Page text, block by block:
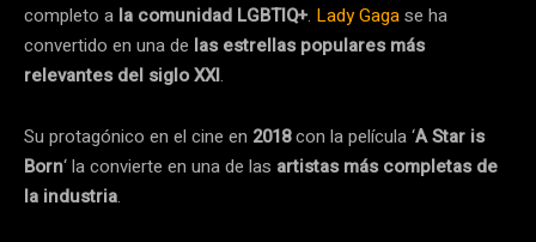
completo a la comunidad LGBTIQ+. Lady Gagase ha
convertido en una de las estrellas populares más
relevantes del siglo XXI.
Su protagónico en el cine en 2018con la película ‘A Star is
Born‘ la convierte en una de las artistas más completas de
la industria.